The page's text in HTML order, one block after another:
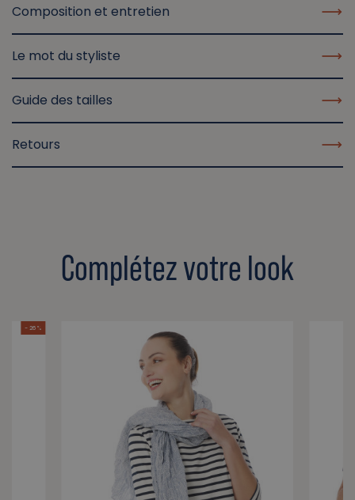
Composition et entretien
Le mot du styliste
Guide des tailles
Retours
Complétez votre look
- 26 %